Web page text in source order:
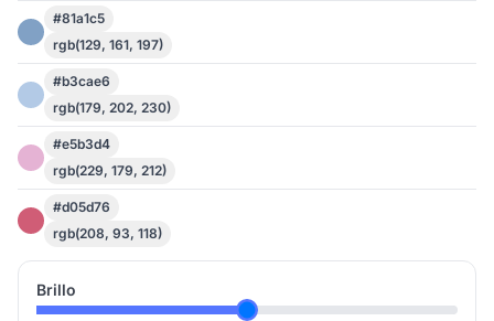
#81a1c5
rgb(129, 161, 197)
#b3cae6
rgb(179, 202, 230)
#e5b3d4
rgb(229, 179, 212)
#d05d76
rgb(208, 93, 118)
Brillo